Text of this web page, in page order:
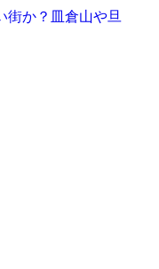
街か？皿倉山や旦